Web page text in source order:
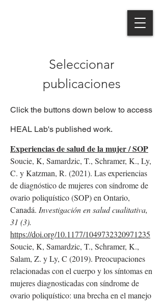
Seleccionar
publicaciones
Click the buttons down below to access
HEAL Lab's published work.
Experiencias de salud de la mujer / SOP
Soucie, K, Samardzic, T., Schramer, K., Ly,
C. y Katzman, R. (2021). Las experiencias
de diagnóstico de mujeres con síndrome de
ovario poliquístico (SOP) en Ontario,
Canadá. Investigación en salud cualitativa,
31 (3).
https://doi.org/10.1177/1049732320971235
Soucie, K, Samardzic, T., Schramer, K.,
Salam, Z. y Ly, C (2019). Preocupaciones
relacionadas con el cuerpo y los síntomas en
mujeres diagnosticadas con síndrome de
ovario poliquístico: una brecha en el manejo